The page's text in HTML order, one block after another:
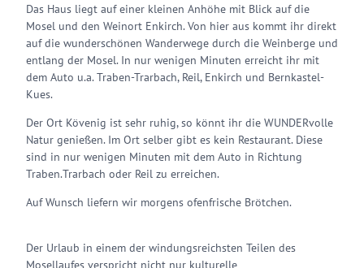
Das Haus liegt auf einer kleinen Anhöhe mit Blick auf die
Mosel und den Weinort Enkirch. Von hier aus kommt ihr direkt
auf die wunderschönen Wanderwege durch die Weinberge und
entlang der Mosel. In nur wenigen Minuten erreicht ihr mit
dem Auto u.a. Traben-Trarbach, Reil, Enkirch und Bernkastel-
Kues.
Der Ort Kövenig ist sehr ruhig, so könnt ihr die WUNDERvolle
Natur genießen. Im Ort selber gibt es kein Restaurant. Diese
sind in nur wenigen Minuten mit dem Auto in Richtung
Traben.Trarbach oder Reil zu erreichen.
Auf Wunsch liefern wir morgens ofenfrische Brötchen.
Der Urlaub in einem der windungsreichsten Teilen des
Mosellaufes verspricht nicht nur kulturelle